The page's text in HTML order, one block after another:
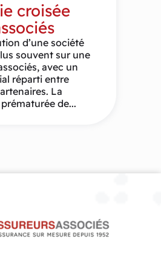
croisée
d’une société
souvent sur une
avec un
réparti entre
La
de...